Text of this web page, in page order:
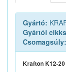
Gyártó:
Gyártói
Csomagsúly:
Krafton K12-